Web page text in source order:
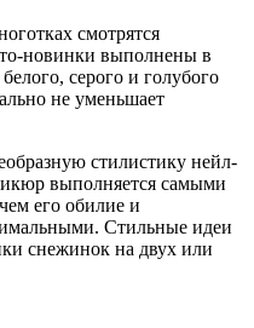
смотрятся
новинки выполнены в
серого и голубого
не уменьшает
стилистику нейл-
выполняется самыми
его обилие и
Стильные идеи
снежинок на двух или